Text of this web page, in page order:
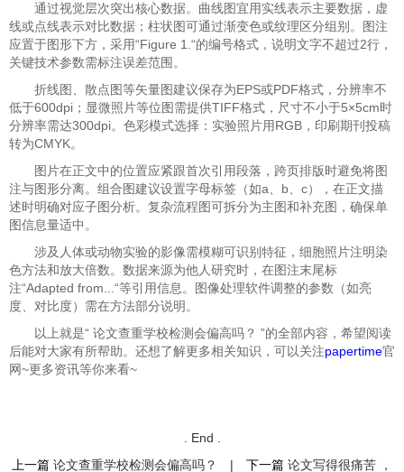
通过视觉层次突出核心数据。曲线图宜用实线表示主要数据，虚
线或点线表示对比数据；柱状图可通过渐变色或纹理区分组别。图注
应置于图形下方，采用“Figure 1.“的编号格式，说明文字不超过2行，
关键技术参数需标注误差范围。
折线图、散点图等矢量图建议保存为EPS或PDF格式，分辨率不
低于600dpi；显微照片等位图需提供TIFF格式，尺寸不小于5×5cm时
分辨率需达300dpi。色彩模式选择：实验照片用RGB，印刷期刊投稿
转为CMYK。
图片在正文中的位置应紧跟首次引用段落，跨页排版时避免将图
注与图形分离。组合图建议设置字母标签（如a、b、c），在正文描
述时明确对应子图分析。复杂流程图可拆分为主图和补充图，确保单
图信息量适中。
涉及人体或动物实验的影像需模糊可识别特征，细胞照片注明染
色方法和放大倍数。数据来源为他人研究时，在图注末尾标
注“Adapted from...“等引用信息。图像处理软件调整的参数（如亮
度、对比度）需在方法部分说明。
以上就是“ 论文查重学校检测会偏高吗？ ”的全部内容，希望阅读
后能对大家有所帮助。还想了解更多相关知识，可以关注papertime官
网~更多资讯等你来看~
. End .
上一篇 论文查重学校检测会偏高吗？ | 下一篇 论文写得很痛苦 ，